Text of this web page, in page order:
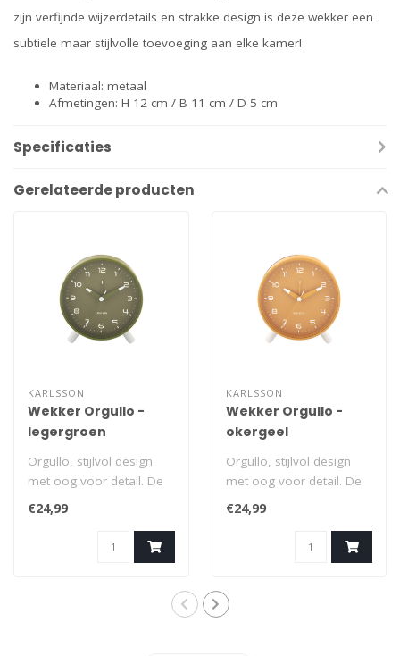
zijn verfijnde wijzerdetails en strakke design is deze wekker een
subtiele maar stijlvolle toevoeging aan elke kamer!
Materiaal: metaal
Afmetingen: H 12 cm / B 11 cm / D 5 cm
Specificaties
Gerelateerde producten
KARLSSON
Wekker Orgullo -
legergroen
Orgullo, stijlvol design
met oog voor detail. De
Orgullo wekker van
Karlsson is ..
€24,99
KARLSSON
Wekker Orgullo -
okergeel
Orgullo, stijlvol design
met oog voor detail. De
Orgullo wekker van
Karlsson is ..
€24,99